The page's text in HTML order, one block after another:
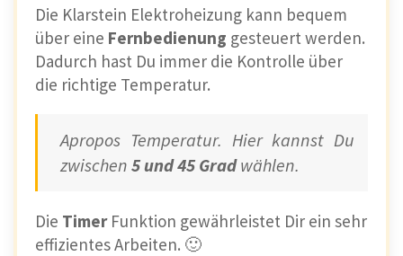
Die Klarstein Elektroheizung kann bequem
über eine Fernbedienung gesteuert werden.
Dadurch hast Du immer die Kontrolle über
die richtige Temperatur.
Apropos Temperatur. Hier kannst Du
zwischen 5 und 45 Gradwählen.
Die Timer Funktion gewährleistet Dir ein sehr
effizientes Arbeiten. 🙂